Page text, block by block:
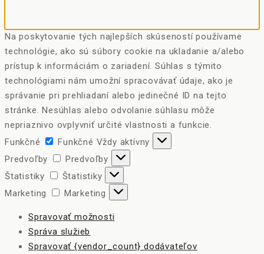
Na poskytovanie tých najlepších skúseností používame
technológie, ako sú súbory cookie na ukladanie a/alebo
prístup k informáciám o zariadení. Súhlas s týmito
technológiami nám umožní spracovávať údaje, ako je
správanie pri prehliadaní alebo jedinečné ID na tejto
stránke. Nesúhlas alebo odvolanie súhlasu môže
nepriaznivo ovplyvniť určité vlastnosti a funkcie.
Funkčné
Funkčné Vždy aktívny
Predvoľby
Predvoľby
Štatistiky
Štatistiky
Marketing
Marketing
Spravovať možnosti
Správa služieb
Spravovať {vendor_count} dodávateľov